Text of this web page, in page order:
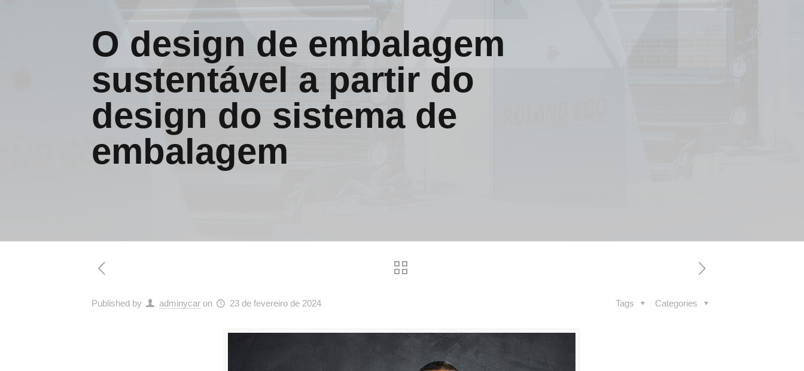
O design de embalagem
sustentável a partir do
design do sistema de
embalagem
Published by adminycar on 23 de fevereiro de 2024 Categories
Tags